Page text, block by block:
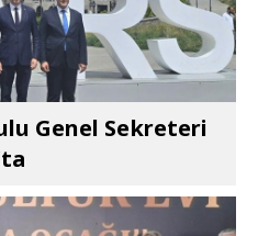
Genel Sekreteri